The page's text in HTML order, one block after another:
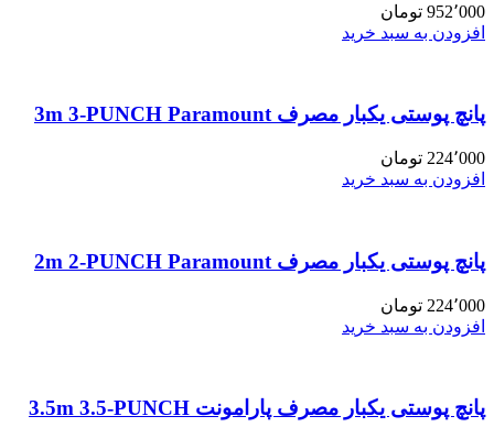
952٬000 تومان
افزودن به سبد خرید
پانچ پوستی یکبار مصرف 3m 3-PUNCH Paramount
224٬000 تومان
افزودن به سبد خرید
پانچ پوستی یکبار مصرف 2m 2-PUNCH Paramount
224٬000 تومان
افزودن به سبد خرید
پانچ پوستی یکبار مصرف پارامونت 3.5m 3.5-PUNCH